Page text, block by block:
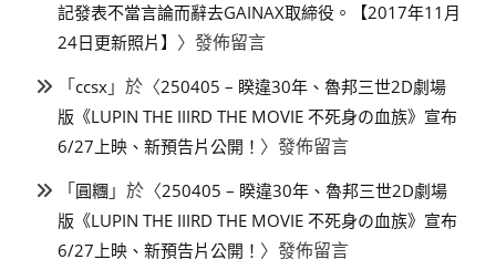
記發表不當言論而辭去GAINAX取締役。【2017年11月
24日更新照片】 〉發佈留言
「ccsx 」於〈250405 – 睽違30年、魯邦三世2D劇場
版《LUPIN THE IIIRD THE MOVIE 不死身の血族》宣布
6/27上映、新預告片公開！ 〉發佈留言
「圓糰 」於〈250405 – 睽違30年、魯邦三世2D劇場
版《LUPIN THE IIIRD THE MOVIE 不死身の血族》宣布
6/27上映、新預告片公開！ 〉發佈留言